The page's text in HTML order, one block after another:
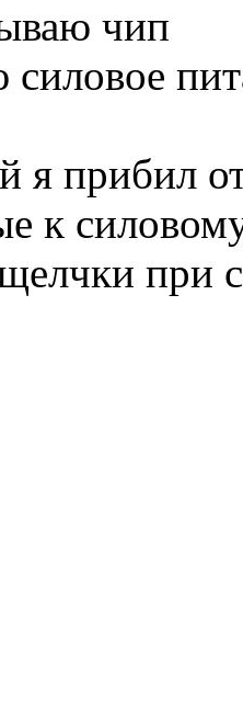
чип
силовое
я прибил
к
при